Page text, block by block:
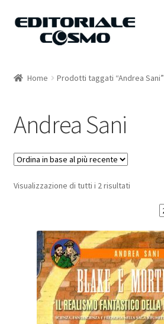
Vai
Vai
Carrello
Il mio account
Home Prodotti taggati “Andrea Sani”
Andrea Sani
Visualizzazione di tutti i 2 risultati